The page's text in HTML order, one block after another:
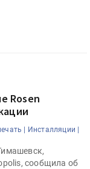
Rosen
| Инсталляции |
сообщила об